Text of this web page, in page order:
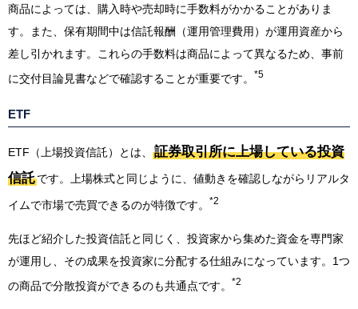
商品によっては、購入時や売却時に手数料がかかることがありま
す。また、保有期間中は信託報酬（運用管理費用）が運用資産から
差し引かれます。これらの手数料は商品によって異なるため、事前
に交付目論見書などで確認することが重要です。
*5
ETF
ETF（上場投資信託）とは、
証券取引所に上場している投資
信託です。上場株式と同じように、値動きを確認しながらリアルタ
イムで市場で売買できるのが特徴です。 *2
先ほど紹介した投資信託と同じく、投資家から集めた資金を専門家
が運用し、その成果を投資家に分配する仕組みになっています。1つ
の商品で分散投資ができるのも共通点です。
*2